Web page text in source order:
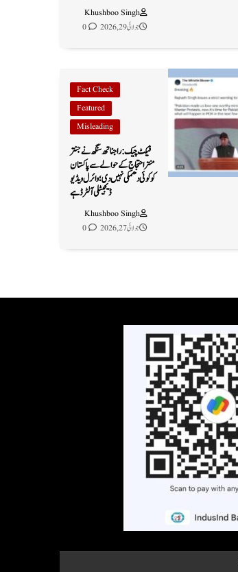
Khushboo Singh
جولائی 29, 2026
0
Fact Check
Featured
Misleading
فیکٹ چیک: راجناتھ سنگھ نے جنتر
منتر احتجاج کے حوالے سے پاکستان
کو کوئی دھمکی نہیں دی؛ وائرل ویڈیو
ڈیجیٹلی آلٹرڈ ہے
Khushboo Singh
جولائی 27, 2026
0